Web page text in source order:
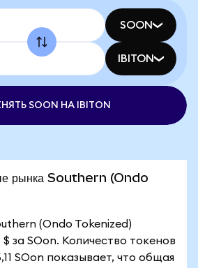
SOON
IBITON
SOON НА IBITON
рынка Southern (Ondo
(Ondo Tokenized)
$ за SOon. Количество токенов
SOon показывает, что общая